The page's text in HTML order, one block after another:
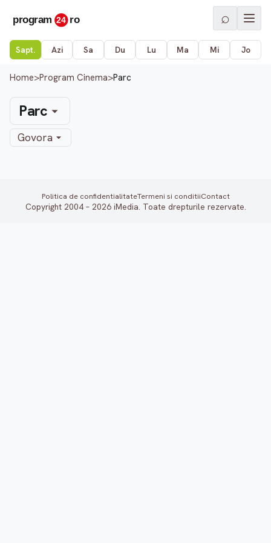
⌕
Sapt. Azi Sa Du Lu Ma Mi Jo
Home>Program Cinema>Parc
Parc
Govora
Politica de confidentialitateTermeni si conditiiContact
Copyright 2004 – 2026 iMedia. Toate drepturile rezervate.